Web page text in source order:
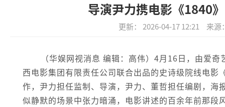
导演尹力携电影《1840
更新： 2026-04-17 12:21 来源
（华娱网视消息 编辑：高伟）4月16日，由爱
西电影集团有限责任公司联合出品的史诗级院线电
作，尹力担任监制、导演，尹力、董哲担任编剧，
似静默的场景中张力暗涌，电影讲述的百余年前那